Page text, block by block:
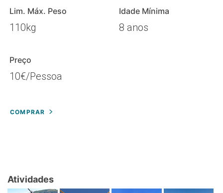
Lim. Máx. Peso
110kg
Idade Mínima
8 anos
Preço
10€/Pessoa
COMPRAR
Atividades